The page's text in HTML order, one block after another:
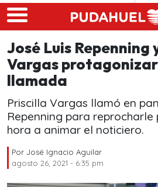
Skip to main content
José Luis Repenning
Vargas
llamada
Priscilla Vargas llamó en
Repenning para
hora a animar el noticiero.
Por José Ignacio Aguilar
agosto 26, 2021 - 6:35 pm